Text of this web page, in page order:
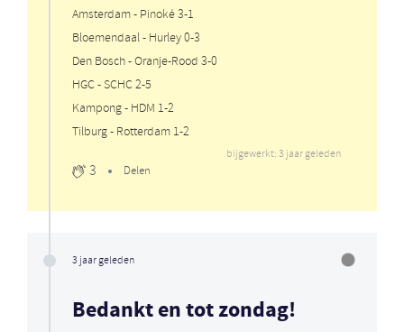
Amsterdam - Pinoké 3-1
Bloemendaal - Hurley 0-3
Den Bosch - Oranje-Rood 3-0
HGC - SCHC 2-5
Kampong - HDM 1-2
Tilburg - Rotterdam 1-2
bijgewerkt: 3 jaar geleden
3 Delen
3 jaar geleden
Bedankt en tot zondag!